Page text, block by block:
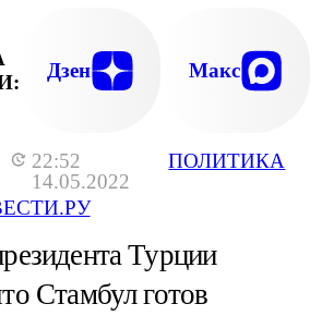
22:52
14.05.2022
ПОЛИТИКА
Дзен Макс
Турции
Стамбул готов